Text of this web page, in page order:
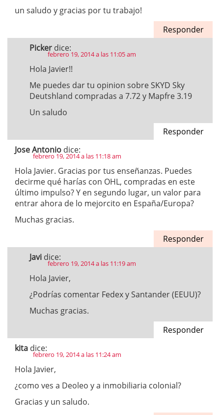
un saludo y gracias por tu trabajo!
Responder
Picker dice:
febrero 19, 2014 a las 11:05 am
Hola Javier!!
Me puedes dar tu opinion sobre SKYD Sky
Deutshland compradas a 7.72 y Mapfre 3.19
Un saludo
Responder
Jose Antonio dice:
febrero 19, 2014 a las 11:18 am
Hola Javier. Gracias por tus enseñanzas. Puedes
decirme qué harías con OHL, compradas en este
último impulso? Y en segundo lugar, un valor para
entrar ahora de lo mejorcito en España/Europa?
Muchas gracias.
Responder
Javi dice:
febrero 19, 2014 a las 11:19 am
Hola Javier,
¿Podrías comentar Fedex y Santander (EEUU)?
Muchas gracias.
Responder
kita dice:
febrero 19, 2014 a las 11:24 am
Hola Javier,
¿como ves a Deoleo y a inmobiliaria colonial?
Gracias y un saludo.